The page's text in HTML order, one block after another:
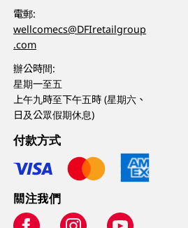
電郵:
wellcomecs@DFIretailgroup
.com
辦公時間:
星期一至五
上午九時至下午五時 (星期六、
日及公眾假期休息)
付款方式
關注我們